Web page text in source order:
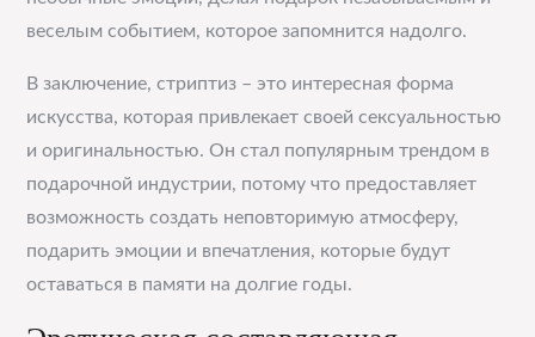
веселым событием, которое запомнится надолго.
В заключение, стриптиз – это интересная форма
искусства, которая привлекает своей сексуальностью
и оригинальностью. Он стал популярным трендом в
подарочной индустрии, потому что предоставляет
возможность создать неповторимую атмосферу,
подарить эмоции и впечатления, которые будут
оставаться в памяти на долгие годы.